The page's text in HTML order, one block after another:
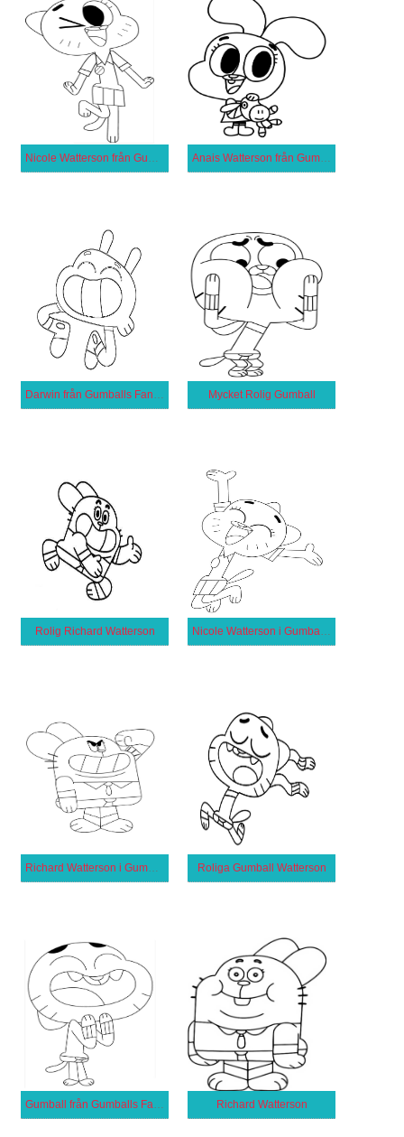
Nicole Watterson från Gumballs Fantastiska Värld Anais Watterson från Gumballs Fantastiska Värld
Darwin från Gumballs Fantastiska Värld Mycket Rolig Gumball
Rolig Richard Watterson Nicole Watterson i Gumballs Fantastiska Värld
Richard Watterson i Gumballs Fantastiska Värld Roliga Gumball Watterson
Gumball från Gumballs Fantastiska Värld Richard Watterson